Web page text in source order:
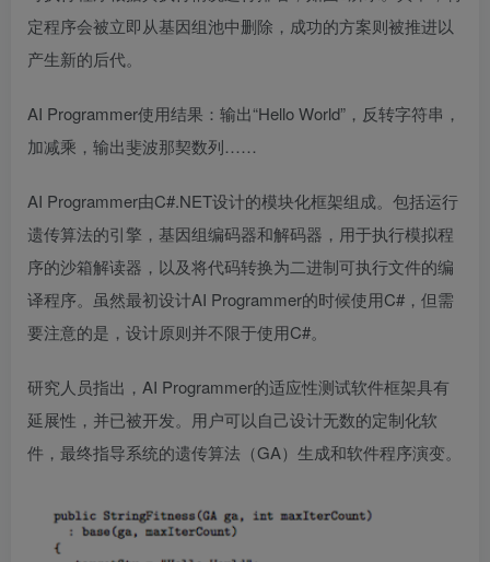
定程序会被立即从基因组池中删除，成功的方案则被推进以
产生新的后代。
AI Programmer使用结果：输出“Hello World”，反转字符串，
加减乘，输出斐波那契数列……
AI Programmer由C#.NET设计的模块化框架组成。包括运行
遗传算法的引擎，基因组编码器和解码器，用于执行模拟程
序的沙箱解读器，以及将代码转换为二进制可执行文件的编
译程序。虽然最初设计AI Programmer的时候使用C#，但需
要注意的是，设计原则并不限于使用C#。
研究人员指出，AI Programmer的适应性测试软件框架具有
延展性，并已被开发。用户可以自己设计无数的定制化软
件，最终指导系统的遗传算法（GA）生成和软件程序演变。